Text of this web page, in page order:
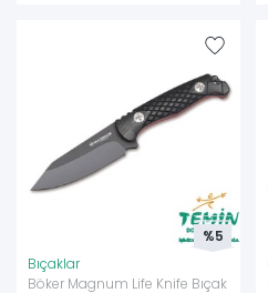
Bıçaklar
Böker Magnum Life Knife Bıçak
%5